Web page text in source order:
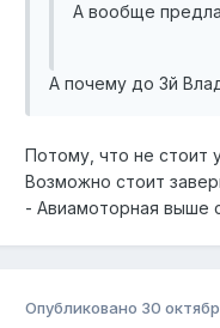
А вообще
А почему до 3й
Потому, что не стоит
Возможно стоит
- Авиамоторная выше
Опубликовано 30